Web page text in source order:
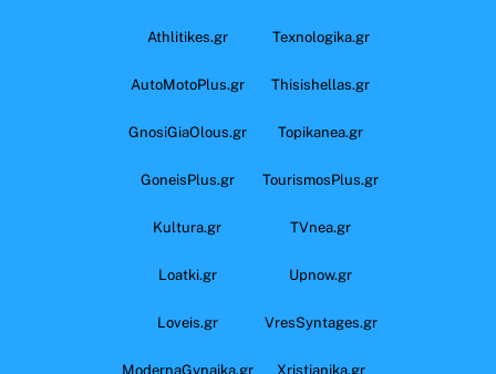
Athlitikes.gr Texnologika.gr
AutoMotoPlus.gr Thisishellas.gr
GnosiGiaOlous.gr Topikanea.gr
GoneisPlus.gr TourismosPlus.gr
Kultura.gr TVnea.gr
Loatki.gr Upnow.gr
Loveis.gr VresSyntages.gr
ModernaGynaika.gr Xristianika.gr